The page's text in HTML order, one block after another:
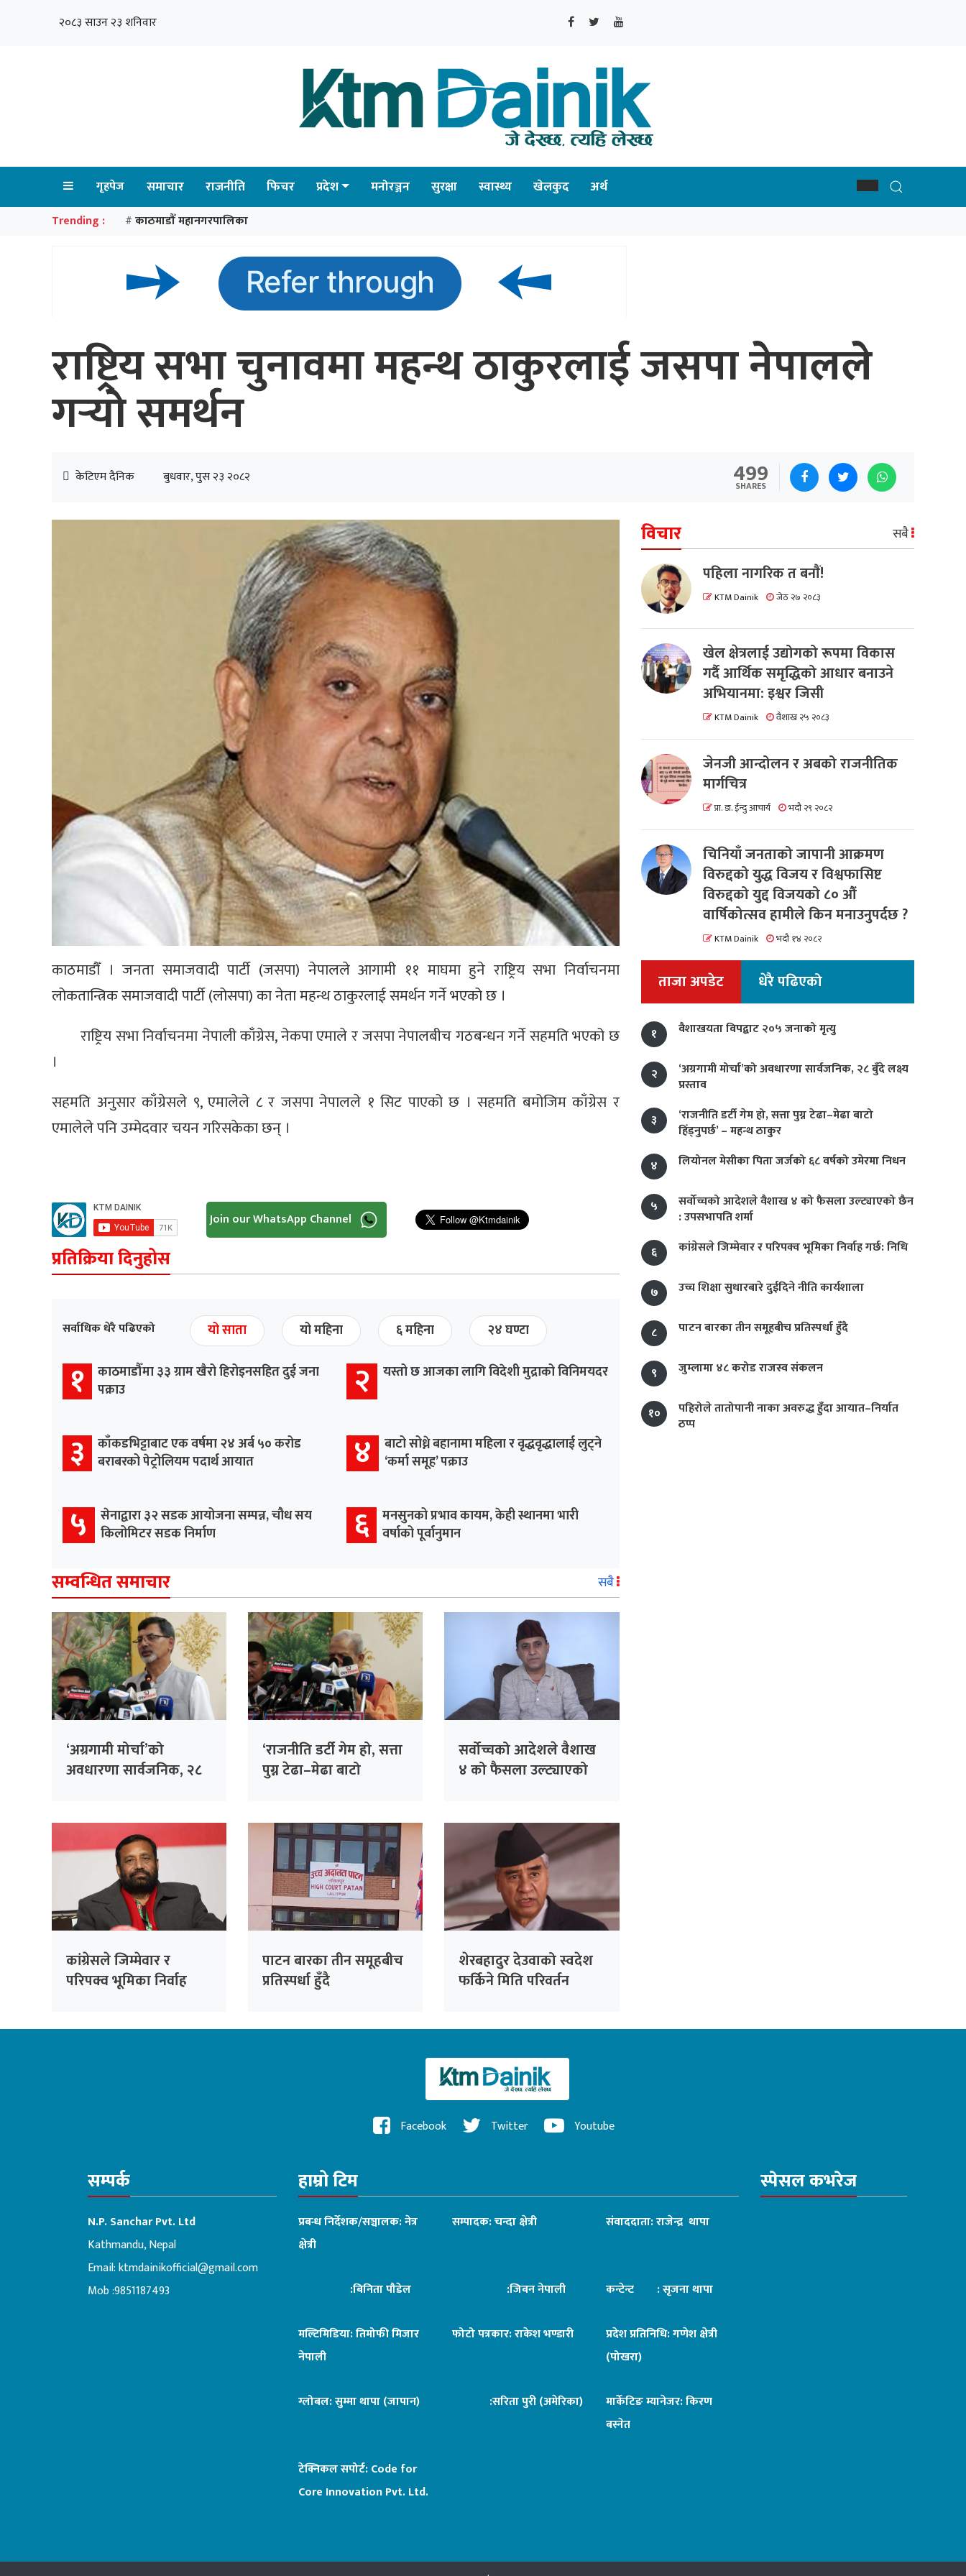
२०८३ साउन २३ शनिवार
गृहपेज समाचार राजनीति फिचर प्रदेश मनोरञ्जन सुरक्षा स्वास्थ्य खेलकुद अर्थ
Trending : # काठमाडौँ महानगरपालिका
राष्ट्रिय सभा चुनावमा महन्थ ठाकुरलाई जसपा नेपालले
गर्‍यो समर्थन
केटिएम दैनिक बुधवार, पुस २३ २०८२ 499
SHARES
काठमाडौँ । जनता समाजवादी पार्टी (जसपा) नेपालले आगामी ११ माघमा हुने राष्ट्रिय सभा निर्वाचनमा
लोकतान्त्रिक समाजवादी पार्टी (लोसपा) का नेता महन्थ ठाकुरलाई समर्थन गर्ने भएको छ ।
राष्ट्रिय सभा निर्वाचनमा नेपाली काँग्रेस, नेकपा एमाले र जसपा नेपालबीच गठबन्धन गर्ने सहमति भएको छ
।
सहमति अनुसार काँग्रेसले ९, एमालेले ८ र जसपा नेपालले १ सिट पाएको छ । सहमति बमोजिम काँग्रेस र
एमालेले पनि उम्मेदवार चयन गरिसकेका छन् ।
Join our WhatsApp Channel
प्रतिक्रिया दिनुहोस
सर्वाधिक धेरै पढिएको यो साता यो महिना ६ महिना २४ घण्टा
१ काठमाडौँमा ३३ ग्राम खैरो हिरोइनसहित दुई जना
पक्राउ
२ यस्तो छ आजका लागि विदेशी मुद्राको विनिमयदर
३ काँकडभिट्टाबाट एक वर्षमा २४ अर्ब ५० करोड
बराबरको पेट्रोलियम पदार्थ आयात
४ बाटो सोध्ने बहानामा महिला र वृद्धवृद्धालाई लुट्ने
‘कर्मा समूह’ पक्राउ
५ सेनाद्वारा ३२ सडक आयोजना सम्पन्न, चौध सय
किलोमिटर सडक निर्माण
६ मनसुनको प्रभाव कायम, केही स्थानमा भारी
वर्षाको पूर्वानुमान
सम्वन्धित समाचार सबै
‘अग्रगामी मोर्चा’को
अवधारणा सार्वजनिक, २८
‘राजनीति डर्टी गेम हो, सत्ता
पुग्न टेढा–मेढा बाटो
सर्वोच्चको आदेशले वैशाख
४ को फैसला उल्ट्याएको
कांग्रेसले जिम्मेवार र
परिपक्व भूमिका निर्वाह
पाटन बारका तीन समूहबीच
प्रतिस्पर्धा हुँदै
शेरबहादुर देउवाको स्वदेश
फर्किने मिति परिवर्तन
विचार सबै
पहिला नागरिक त बनाैं!
KTM Dainik जेठ २७ २०८३
खेल क्षेत्रलाई उद्योगको रूपमा विकास
गर्दै आर्थिक समृद्धिको आधार बनाउने
अभियानमा: इश्वर जिसी
KTM Dainik वैशाख २५ २०८३
जेनजी आन्दोलन र अबको राजनीतिक
मार्गचित्र
प्रा. डा. ईन्दु आचार्य भदौ २९ २०८२
चिनियाँ जनताको जापानी आक्रमण
विरुद्दको युद्ध विजय र विश्वफासिष्ट
विरुद्दको युद्द विजयको ८० औं
वार्षिकोत्सव हामीले किन मनाउनुपर्दछ ?
KTM Dainik भदौ १४ २०८२
ताजा अपडेट धेरै पढिएको
१ वैशाखयता विपद्बाट २०५ जनाको मृत्यु
२
‘अग्रगामी मोर्चा’को अवधारणा सार्वजनिक, २८ बुँदे लक्ष्य
प्रस्ताव
३
‘राजनीति डर्टी गेम हो, सत्ता पुग्न टेढा–मेढा बाटो
हिँड्नुपर्छ’ – महन्थ ठाकुर
४
लियोनल मेसीका पिता जर्जको ६८ वर्षको उमेरमा निधन
५
सर्वोच्चको आदेशले वैशाख ४ को फैसला उल्ट्याएको छैन
: उपसभापति शर्मा
६
कांग्रेसले जिम्मेवार र परिपक्व भूमिका निर्वाह गर्छ: निधि
७ उच्च शिक्षा सुधारबारे दुईदिने नीति कार्यशाला
८ पाटन बारका तीन समूहबीच प्रतिस्पर्धा हुँदै
९ जुम्लामा ४८ करोड राजस्व संकलन
१०
पहिरोले तातोपानी नाका अवरुद्ध हुँदा आयात–निर्यात
ठप्प
Facebook Twitter Youtube
सम्पर्क
N.P. Sanchar Pvt. Ltd
Kathmandu, Nepal
Email:ktmdainikofficial@gmail.com
Mob :9851187493
हाम्रो टिम
प्रबन्ध निर्देशक/सञ्चालक: नेत्र
क्षेत्री
सम्पादक: चन्दा क्षेत्री संवाददाता: राजेन्द्र थापा
:बिनिता पौडेल :जिबन नेपाली कन्टेन्ट : सृजना थापा
मल्टिमिडिया: तिमोफी मिजार
नेपाली
फोटो पत्रकार: राकेश भण्डारी
प्रदेश प्रतिनिधि: गणेश क्षेत्री
(पोखरा)
ग्लोबल: सुम्मा थापा (जापान) :सरिता पुरी (अमेरिका)
मार्केटिङ म्यानेजर: किरण
बस्नेत
टेक्निकल सपोर्ट:Code for
Core Innovation Pvt. Ltd.
स्पेसल कभरेज